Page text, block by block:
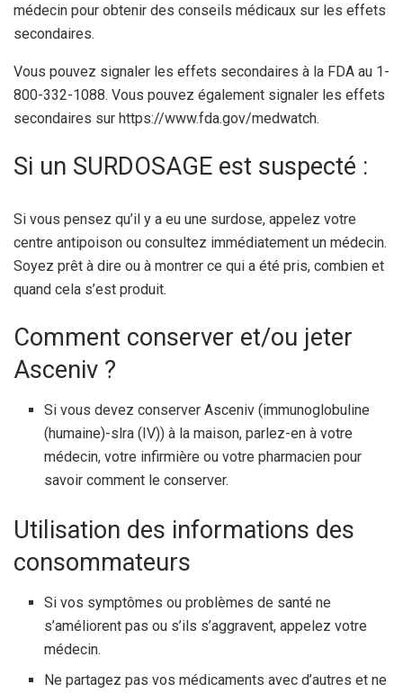
médecin pour obtenir des conseils médicaux sur les effets
secondaires.
Vous pouvez signaler les effets secondaires à la FDA au 1-
800-332-1088. Vous pouvez également signaler les effets
secondaires sur https://www.fda.gov/medwatch.
Si un SURDOSAGE est suspecté :
Si vous pensez qu’il y a eu une surdose, appelez votre
centre antipoison ou consultez immédiatement un médecin.
Soyez prêt à dire ou à montrer ce qui a été pris, combien et
quand cela s’est produit.
Comment conserver et/ou jeter
Asceniv ?
Si vous devez conserver Asceniv (immunoglobuline
(humaine)-slra (IV)) à la maison, parlez-en à votre
médecin, votre infirmière ou votre pharmacien pour
savoir comment le conserver.
Utilisation des informations des
consommateurs
Si vos symptômes ou problèmes de santé ne
s’améliorent pas ou s’ils s’aggravent, appelez votre
médecin.
Ne partagez pas vos médicaments avec d’autres et ne